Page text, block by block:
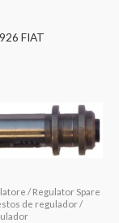
FIAT
/ Regulator Spare
de regulador /